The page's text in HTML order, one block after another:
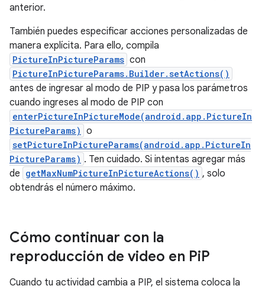
anterior.
También puedes especificar acciones personalizadas de
manera explícita. Para ello, compila
PictureInPictureParams con
PictureInPictureParams.Builder.setActions()
antes de ingresar al modo de PIP y pasa los parámetros
cuando ingreses al modo de PIP con
enterPictureInPictureMode(android.app.PictureIn
PictureParams) o
setPictureInPictureParams(android.app.PictureIn
PictureParams) . Ten cuidado. Si intentas agregar más
de getMaxNumPictureInPictureActions() , solo
obtendrás el número máximo.
Cómo continuar con la
reproducción de video en PiP
Cuando tu actividad cambia a PIP, el sistema coloca la